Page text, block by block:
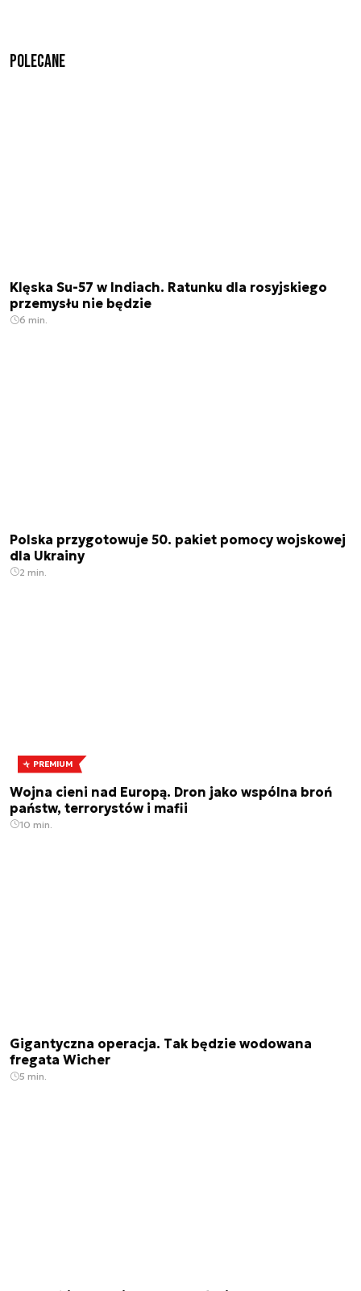
Polecane
Klęska Su-57 w Indiach. Ratunku dla rosyjskiego
przemysłu nie będzie
6 min.
Polska przygotowuje 50. pakiet pomocy wojskowej
dla Ukrainy
2 min.
PREMIUM
Wojna cieni nad Europą. Dron jako wspólna broń
państw, terrorystów i mafii
10 min.
Gigantyczna operacja. Tak będzie wodowana
fregata Wicher
5 min.